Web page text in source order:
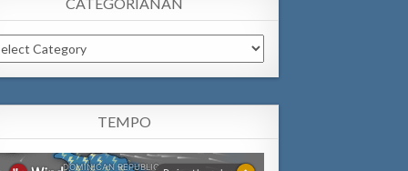
CATEGORIANAN
TEMPO